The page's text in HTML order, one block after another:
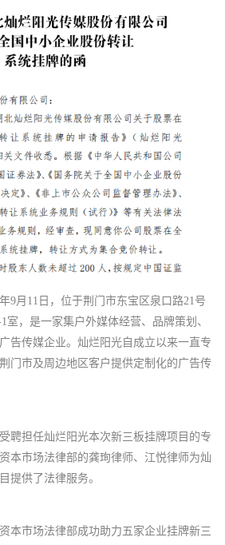
9月11日，位于荆门市东宝区泉口路21号
室，是一家集户外媒体经营、品牌策划、
告传媒企业。灿烂阳光自成立以来一直专
门市及周边地区客户提供定制化的广告传
聘担任灿烂阳光本次新三板挂牌项目的专
本市场法律部的龚珣律师、江悦律师为灿
提供了法律服务。
本市场法律部成功助力五家企业挂牌新三